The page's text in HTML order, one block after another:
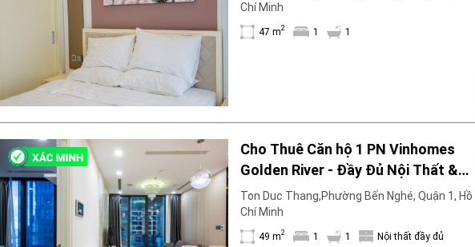
Chí Minh
47 m2 1 1
Cho Thuê Căn hộ 1 PN Vinhomes
Golden River - Đầy Đủ Nội Thất &
Xa Xỉ
Ton Duc Thang,Phường Bến Nghé, Quận 1, Hồ
Chí Minh
49 m2 1 1 Nội thất đầy đủ